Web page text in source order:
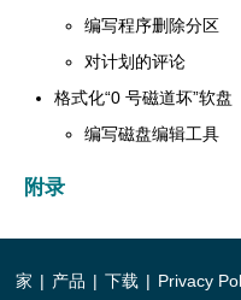
编写程序删除分区
对计划的评论
格式化“0 号磁道坏”软盘
编写磁盘编辑工具
附录
家 | 产品 | 下载 | Privacy